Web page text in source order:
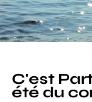
C'est
été du